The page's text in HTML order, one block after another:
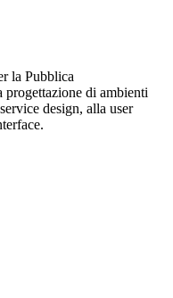
la Pubblica
progettazione di ambienti
design, alla user